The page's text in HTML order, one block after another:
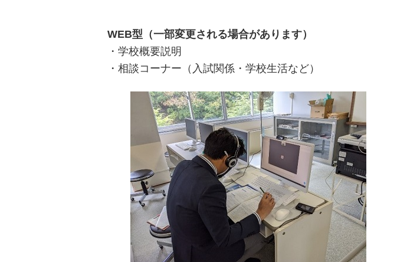
WEB型（一部変更される場合があります）
・学校概要説明
・相談コーナー（入試関係・学校生活など）